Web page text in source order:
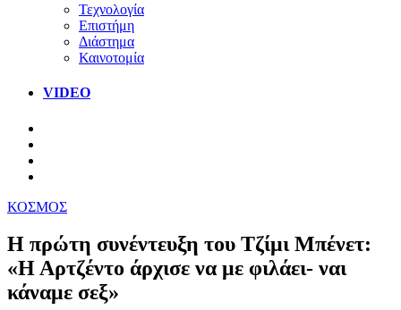
Τεχνολογία
Επιστήμη
Διάστημα
Καινοτομία
VIDEO
ΚΟΣΜΟΣ
Η πρώτη συνέντευξη του Τζίμι Μπένετ:
«Η Αρτζέντο άρχισε να με φιλάει- ναι
κάναμε σεξ»